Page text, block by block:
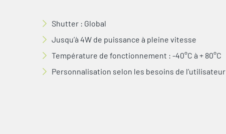
Shutter : Global
Jusqu’à 4W de puissance à pleine vitesse
Température de fonctionnement : -40°C à + 80°C
Personnalisation selon les besoins de l’utilisateur